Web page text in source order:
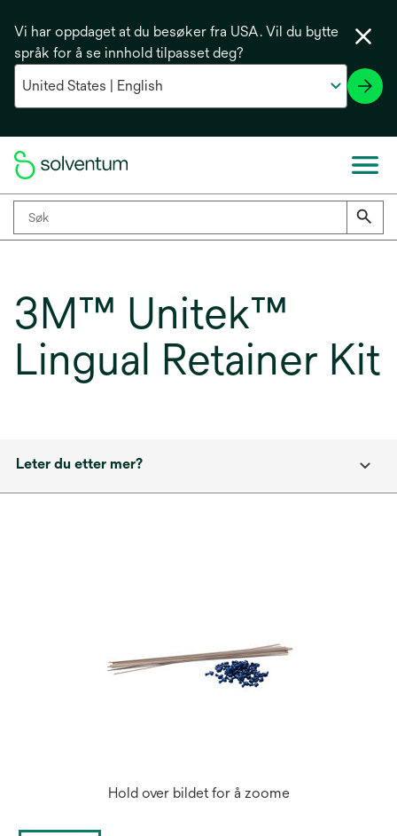
Vi har oppdaget at du besøker fra USA. Vil du bytte
språk for å se innhold tilpasset deg?
3M™ Unitek™
Lingual Retainer Kit
Leter du etter mer?
Hold over bildet for å zoome